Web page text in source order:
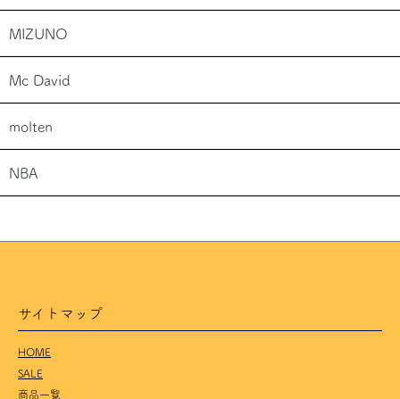
MIZUNO
Mc David
molten
NBA
サイトマップ
HOME
SALE
商品一覧